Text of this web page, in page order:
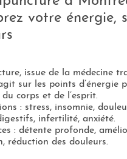
votre énergie,
issue de la médecine
sur les points d’énergie
du corps et de l’esprit.
: stress, insomnie,
infertilité, anxiété.
: détente profonde,
réduction des douleurs.